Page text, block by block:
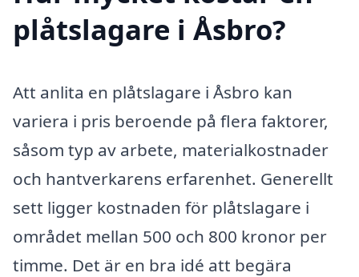
plåtslagare i Åsbro?
Att anlita en plåtslagare i Åsbro kan
variera i pris beroende på flera faktorer,
såsom typ av arbete, materialkostnader
och hantverkarens erfarenhet. Generellt
sett ligger kostnaden för plåtslagare i
området mellan 500 och 800 kronor per
timme. Det är en bra idé att begära